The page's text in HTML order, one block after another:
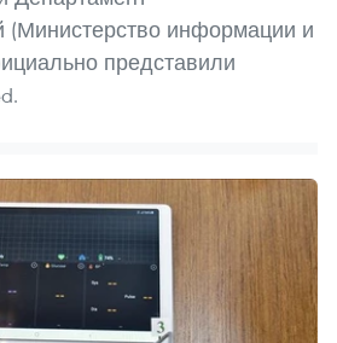
(Министерство информации и
представили